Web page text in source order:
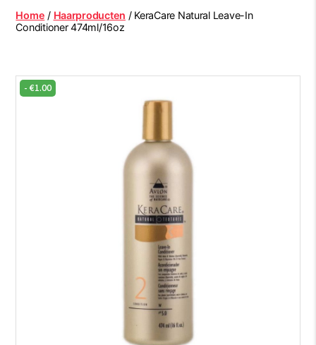
Beauty
Centre
Home / Haarproducten / KeraCare Natural Leave-In
Conditioner 474ml/16oz
-€1.00